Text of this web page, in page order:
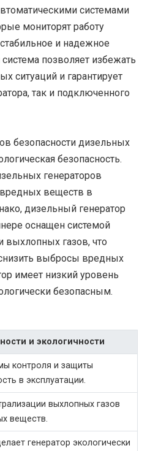
системами
мониторят работу
и надежное
позволяет избежать
ситуаций и гарантирует
так и подключенного
безопасности дизельных
безопасность.
генераторов
веществ в
дизельный генератор
оснащен системой
выхлопных газов, что
выбросы вредных
имеет низкий уровень
безопасным.
и экологичности
контроля и защиты
в эксплуатации.
выхлопных газов
веществ.
генератор экологически